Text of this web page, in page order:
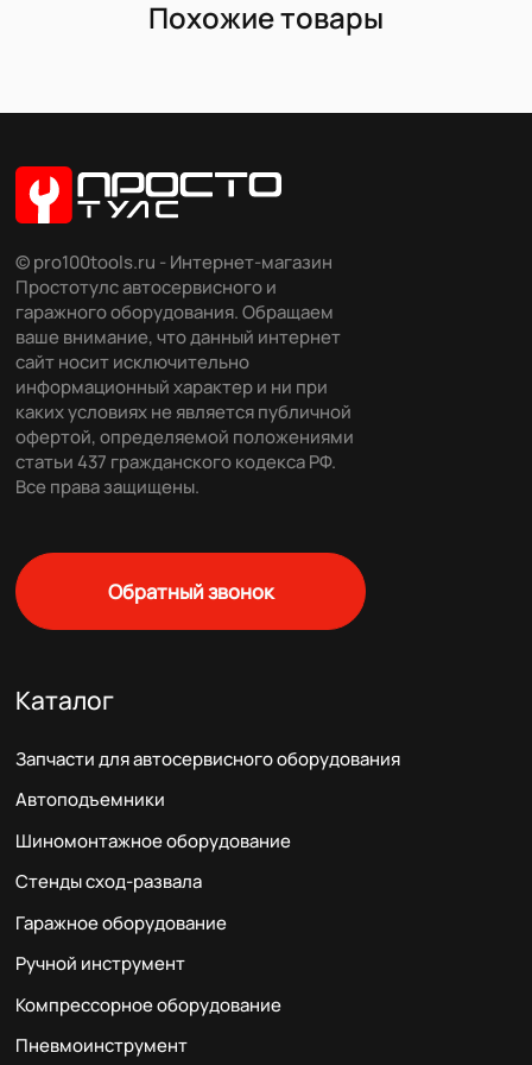
Похожие товары
© pro100tools.ru - Интернет-магазин
Простотулс автосервисного и
гаражного оборудования. Обращаем
ваше внимание, что данный интернет
сайт носит исключительно
информационный характер и ни при
каких условиях не является публичной
офертой, определяемой положениями
статьи 437 гражданского кодекса РФ.
Все права защищены.
Обратный звонок
Каталог
Запчасти для автосервисного оборудования
Автоподъемники
Шиномонтажное оборудование
Стенды сход-развала
Гаражное оборудование
Ручной инструмент
Компрессорное оборудование
Пневмоинструмент